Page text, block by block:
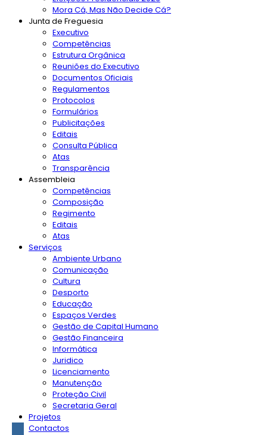
Mora Cá, Mas Não Decide Cá?
Junta de Freguesia
Executivo
Competências
Estrutura Orgânica
Reuniões do Executivo
Documentos Oficiais
Regulamentos
Protocolos
Formulários
Publicitações
Editais
Consulta Pública
Atas
Transparência
Assembleia
Competências
Composição
Regimento
Editais
Atas
Serviços
Ambiente Urbano
Comunicação
Cultura
Desporto
Educação
Espaços Verdes
Gestão de Capital Humano
Gestão Financeira
Informática
Juridico
Licenciamento
Manutenção
Proteção Civil
Secretaria Geral
Projetos
Contactos